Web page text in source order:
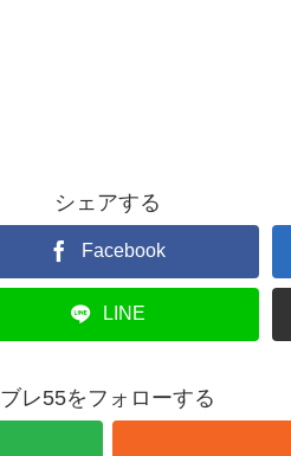
シェアする
Facebook
LINE
ブレ55をフォローする